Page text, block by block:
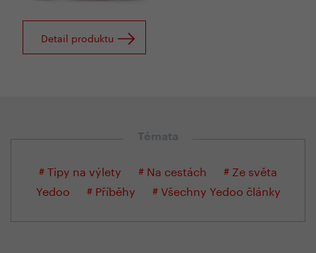
Detail produktu
Témata
# Tipy na výlety # Na cestách
# Ze světa
Yedoo
# Příběhy # Všechny Yedoo články